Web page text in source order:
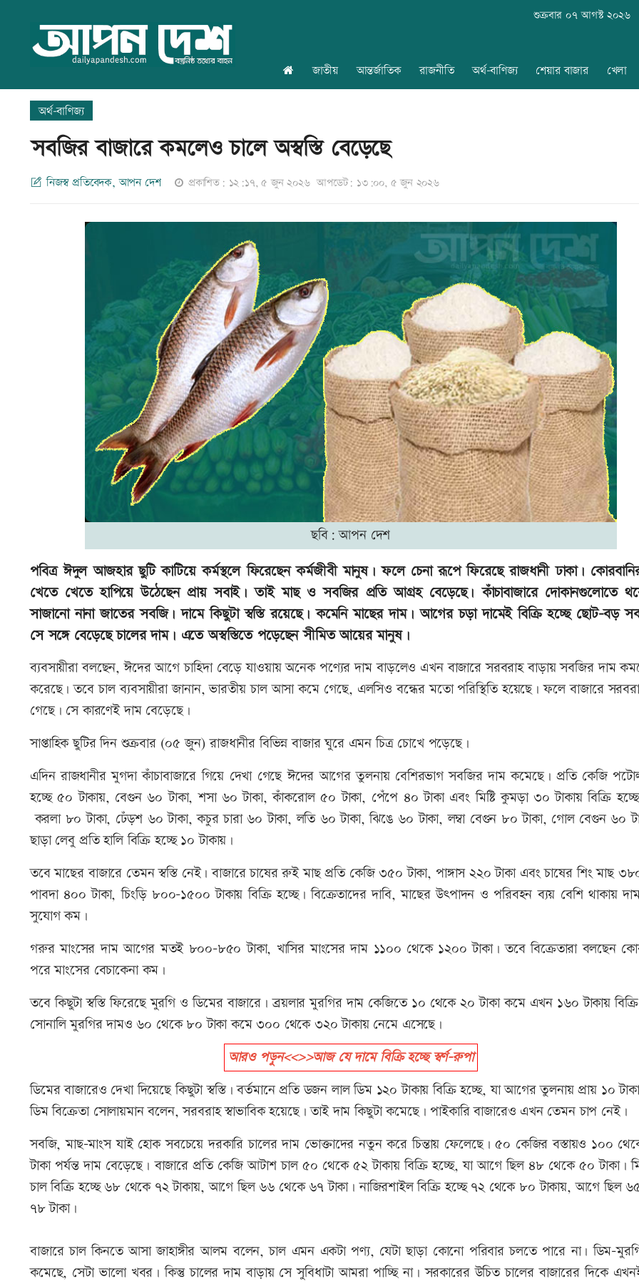
শুক্রবার ০৭ আগস্ট ২০২৬
জাতীয় আন্তর্জাতিক রাজনীতি অর্থ-বাণিজ্য শেয়ার বাজার খেলা
অর্থ-বাণিজ্য
সবজির বাজারে কমলেও চালে অস্বস্তি বেড়েছে
নিজস্ব প্রতিবেদক, আপন দেশ প্রকাশিত: ১২:১৭, ৫ জুন ২০২৬ আপডেট: ১৩:০০, ৫ জুন ২০২৬
ছবি: আপন দেশ
পবিত্র ঈদুল আজহার ছুটি কাটিয়ে কর্মস্থলে ফিরেছেন কর্মজীবী মানুষ। ফলে চেনা রূপে ফিরেছে রাজধানী ঢাকা।
খেতে খেতে হাপিয়ে উঠেছেন প্রায় সবাই। তাই মাছ ও সবজির প্রতি আগ্রহ বেড়েছে। কাঁচাবাজারে দোকানগুলোতে
সাজানো নানা জাতের সবজি। দামে কিছুটা স্বস্তি রয়েছে। কমেনি মাছের দাম। আগের চড়া দামেই বিক্রি হচ্ছে ছোট-বড়
সে সঙ্গে বেড়েছে চালের দাম। এতে অস্বস্তিতে পড়েছেন সীমিত আয়ের মানুষ।
ব্যবসায়ীরা বলছেন, ঈদের আগে চাহিদা বেড়ে যাওয়ায় অনেক পণ্যের দাম বাড়লেও এখন বাজারে সরবরাহ বাড়ায় সবজির দাম
করেছে। তবে চাল ব্যবসায়ীরা জানান, ভারতীয় চাল আসা কমে গেছে, এলসিও বন্ধের মতো পরিস্থিতি হয়েছে। ফলে বাজারে
গেছে। সে কারণেই দাম বেড়েছে।
সাপ্তাহিক ছুটির দিন শুক্রবার (০৫ জুন) রাজধানীর বিভিন্ন বাজার ঘুরে এমন চিত্র চোখে পড়েছে।
এদিন রাজধানীর মুগদা কাঁচাবাজারে গিয়ে দেখা গেছে ঈদের আগের তুলনায় বেশিরভাগ সবজির দাম কমেছে। প্রতি কেজি
হচ্ছে ৫০ টাকায়, বেগুন ৬০ টাকা, শসা ৬০ টাকা, কাঁকরোল ৫০ টাকা, পেঁপে ৪০ টাকা এবং মিষ্টি কুমড়া ৩০ টাকায় বিক্রি
করলা ৮০ টাকা, ঢেঁড়শ ৬০ টাকা, কচুর চারা ৬০ টাকা, লতি ৬০ টাকা, ঝিঙে ৬০ টাকা, লম্বা বেগুন ৮০ টাকা, গোল বেগুন ৬০
ছাড়া লেবু প্রতি হালি বিক্রি হচ্ছে ১০ টাকায়।
তবে মাছের বাজারে তেমন স্বস্তি নেই। বাজারে চাষের রুই মাছ প্রতি কেজি ৩৫০ টাকা, পাঙ্গাস ২২০ টাকা এবং চাষের শিং মাছ
পাবদা ৪০০ টাকা, চিংড়ি ৮০০-১৫০০ টাকায় বিক্রি হচ্ছে। বিক্রেতাদের দাবি, মাছের উৎপাদন ও পরিবহন ব্যয় বেশি থাকায়
সুযোগ কম।
গরুর মাংসের দাম আগের মতই ৮০০-৮৫০ টাকা, খাসির মাংসের দাম ১১০০ থেকে ১২০০ টাকা। তবে বিক্রেতারা বলছেন
পরে মাংসের বেচাকেনা কম।
তবে কিছুটা স্বস্তি ফিরেছে মুরগি ও ডিমের বাজারে। ব্রয়লার মুরগির দাম কেজিতে ১০ থেকে ২০ টাকা কমে এখন ১৬০ টাকায়
সোনালি মুরগির দামও ৬০ থেকে ৮০ টাকা কমে ৩০০ থেকে ৩২০ টাকায় নেমে এসেছে।
আরও পড়ুন<<>>আজ যে দামে বিক্রি হচ্ছে স্বর্ণ-রুপা
ডিমের বাজারেও দেখা দিয়েছে কিছুটা স্বস্তি। বর্তমানে প্রতি ডজন লাল ডিম ১২০ টাকায় বিক্রি হচ্ছে, যা আগের তুলনায় প্রায় ১০
ডিম বিক্রেতা সোলায়মান বলেন, সরবরাহ স্বাভাবিক হয়েছে। তাই দাম কিছুটা কমেছে। পাইকারি বাজারেও এখন তেমন চাপ নেই।
সবজি, মাছ-মাংস যাই হোক সবচেয়ে দরকারি চালের দাম ভোক্তাদের নতুন করে চিন্তায় ফেলেছে। ৫০ কেজির বস্তায়ও ১০০
টাকা পর্যন্ত দাম বেড়েছে। বাজারে প্রতি কেজি আটাশ চাল ৫০ থেকে ৫২ টাকায় বিক্রি হচ্ছে, যা আগে ছিল ৪৮ থেকে ৫০ টাকা।
চাল বিক্রি হচ্ছে ৬৮ থেকে ৭২ টাকায়, আগে ছিল ৬৬ থেকে ৬৭ টাকা। নাজিরশাইল বিক্রি হচ্ছে ৭২ থেকে ৮০ টাকায়, আগে ছিল
৭৮ টাকা।
বাজারে চাল কিনতে আসা জাহাঙ্গীর আলম বলেন, চাল এমন একটা পণ্য, যেটা ছাড়া কোনো পরিবার চলতে পারে না। ডিম-
কমেছে, সেটা ভালো খবর। কিন্তু চালের দাম বাড়ায় সে সুবিধাটা আমরা পাচ্ছি না। সরকারের উচিত চালের বাজারের দিকে